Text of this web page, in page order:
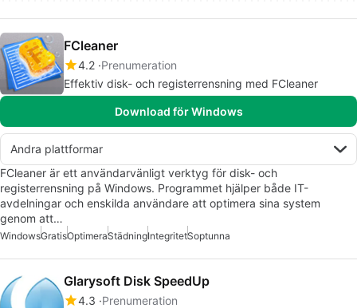
FCleaner
4.2 Prenumeration
Effektiv disk- och registerrensning med FCleaner
Download för Windows
Andra plattformar
FCleaner är ett användarvänligt verktyg för disk- och
registerrensning på Windows. Programmet hjälper både IT-
avdelningar och enskilda användare att optimera sina system
genom att…
WindowsGratisOptimeraStädningIntegritetSoptunna
Glarysoft Disk SpeedUp
4.3 Prenumeration